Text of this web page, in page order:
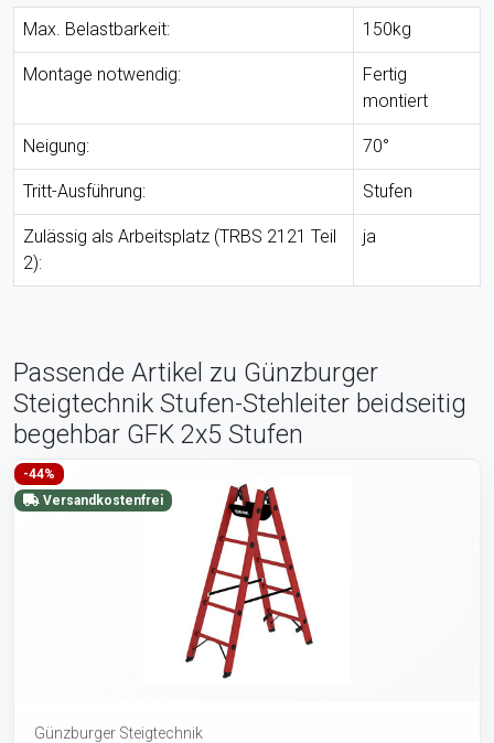
Max. Belastbarkeit:
150kg
Montage notwendig:
Fertig
montiert
Neigung: 70°
Tritt-Ausführung: Stufen
Zulässig als Arbeitsplatz (TRBS 2121 Teil
2):
ja
Passende Artikel zu Günzburger
Steigtechnik Stufen-Stehleiter beidseitig
begehbar GFK 2x5 Stufen
-44%
Versandkostenfrei
Günzburger Steigtechnik